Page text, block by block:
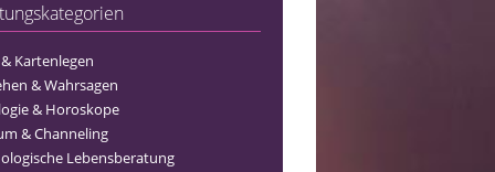
Kartenlegen
& Wahrsagen
& Horoskope
& Channeling
Lebensberatung